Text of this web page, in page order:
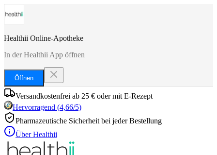
Healthii Online-Apotheke
In der Healthii App öffnen
Öffnen
Versandkostenfrei ab 25 € oder mit E-Rezept
Hervorragend (4,66/5)
Pharmazeutische Sicherheit bei jeder Bestellung
Über Healthii